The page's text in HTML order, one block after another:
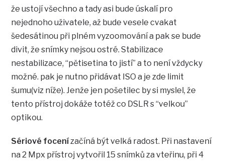
že ustojí všechno a tady asi bude úskalí pro
nejednoho uživatele, až bude vesele cvakat
šedesátinou při plném vyzoomování a pak se bude
divit, že snímky nejsou ostré. Stabilizace
nestabilizace, “pětisetina to jistí” a to není vždycky
možné. pak je nutno přidávat ISO a je zde limit
šumu(viz níže). Jenže jen pošetilec by si myslel, že
tento přístroj dokáže totéž co DSLR s “velkou”
optikou.
Sériové focenízačíná být velká radost. Při nastavení
na 2 Mpx přístroj vytvořil 15 snímků za vteřinu, při 4